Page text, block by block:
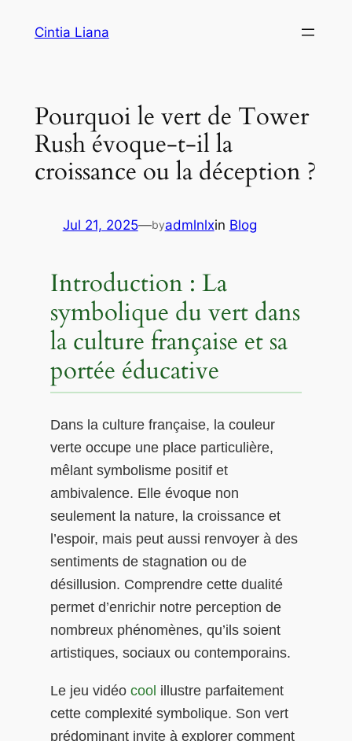
Cintia Liana
Pourquoi le vert de Tower
Rush évoque-t-il la
croissance ou la déception ?
Jul 21, 2025—byadmlnlxin Blog
Introduction : La
symbolique du vert dans
la culture française et sa
portée éducative
Dans la culture française, la couleur
verte occupe une place particulière,
mêlant symbolisme positif et
ambivalence. Elle évoque non
seulement la nature, la croissance et
l’espoir, mais peut aussi renvoyer à des
sentiments de stagnation ou de
désillusion. Comprendre cette dualité
permet d’enrichir notre perception de
nombreux phénomènes, qu’ils soient
artistiques, sociaux ou contemporains.
Le jeu vidéo cool illustre parfaitement
cette complexité symbolique. Son vert
prédominant invite à explorer comment